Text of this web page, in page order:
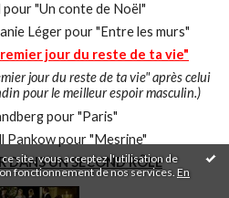
site, vous acceptez l'utilisation de
fonctionnement de nos services. En
"Un conte de Noël"
Léger pour "Entre les murs"
jour du reste de ta vie"
jour du reste de ta vie" après celui
pour le meilleur espoir masculin.)
pour "Paris"
Pankow pour "Mesrine"
DANS UN SECOND RÔLE